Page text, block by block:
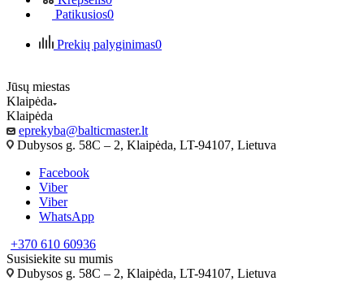
Patikusios0
Prekių palyginimas0
Jūsų miestas
Klaipėda
Klaipėda
eprekyba@balticmaster.lt
Dubysos g. 58C – 2, Klaipėda, LT-94107, Lietuva
Facebook
Viber
Viber
WhatsApp
+370 610 60936
Susisiekite su mumis
Dubysos g. 58C – 2, Klaipėda, LT-94107, Lietuva